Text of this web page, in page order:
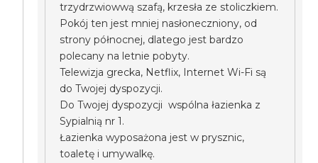
trzydrzwiowwą szafą, krzesła ze stoliczkiem.
Pokój ten jest mniej nasłoneczniony, od
strony północnej, dlatego jest bardzo
polecany na letnie pobyty.
Telewizja grecka, Netflix, Internet Wi-Fi są
do Twojej dyspozycji.
Do Twojej dyspozycji wspólna łazienka z
Sypialnią nr 1.
Łazienka wyposażona jest w prysznic,
toaletę i umywalkę.